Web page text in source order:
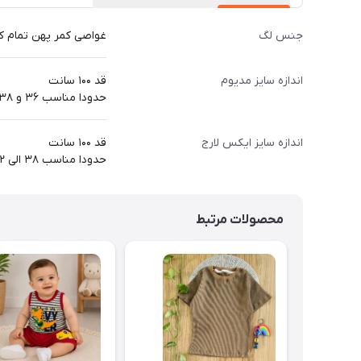
جنس لگ غواصی کمر پهن
اندازه سایز مدیوم
قد ۱۰۰ سانت
حدودا مناسب ۳۶ و ۳۸ بزرگسال
اندازه سایز ایکس لارج
قد ۱۰۰ سانت
حدودا مناسب ۳۸ الی ۴۲ بزرگسال
محصولات مرتبط